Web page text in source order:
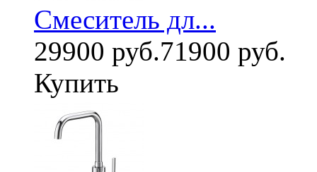
Смеситель дл...
29900 руб.71900 руб.
Купить